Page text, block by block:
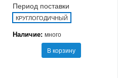
Период поставки
КРУГЛОГОДИЧНЫЙ
Наличие: много
В корзину